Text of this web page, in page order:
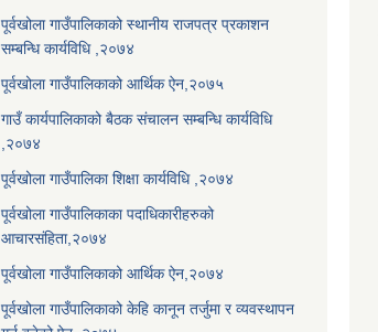
पूर्वखोला गाउँपालिकाको स्थानीय राजपत्र प्रकाशन
सम्बन्धि कार्यविधि ,२०७४
पूर्वखोला गाउँपालिकाको आर्थिक ऐन,२०७५
गाउँ कार्यपालिकाको बैठक संचालन सम्बन्धि कार्यविधि
,२०७४
पूर्वखोला गाउँपालिका शिक्षा कार्यविधि ,२०७४
पूर्वखोला गाउँपालिकाका पदाधिकारीहरुको
आचारसंहिता,२०७४
पूर्वखोला गाउँपालिकाको आर्थिक ऐन,२०७४
पूर्वखोला गाउँपालिकाको केहि कानून तर्जुमा र व्यवस्थापन